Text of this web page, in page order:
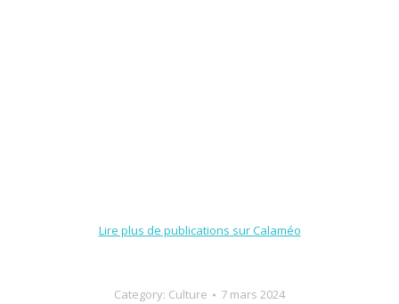
Lire plus de publications sur Calaméo
Category: Culture
7 mars 2024